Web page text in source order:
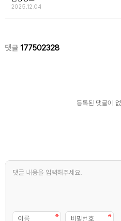
2025.12.04
댓글 177502328
등록된 댓글이